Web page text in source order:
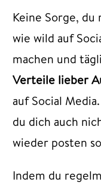
Keine Sorge,
wie wild auf
machen und
Verteile lieber
auf Social
du dich auch
wieder posten
Indem du